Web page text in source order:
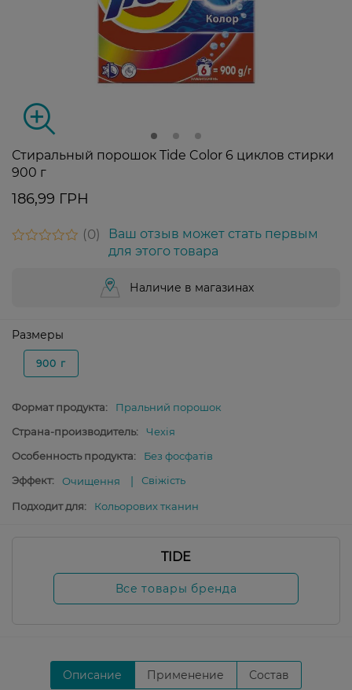
Стиральный порошок Tide Color 6 циклов стирки
900 г
186,99 ГРН
0
Ваш отзыв может стать первым
для этого товара
Наличие в магазинах
Размеры
900 г
Формат продукта:
Пральний порошок
Страна-производитель:
Чехія
Особенность продукта:
Без фосфатів
Эффект:
Очищення Свіжість
Подходит для: Кольорових тканин
TIDE
Все товары бренда
Описание Применение Состав